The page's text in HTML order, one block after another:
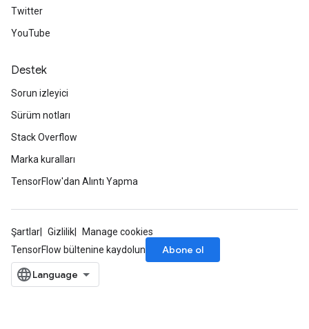
Twitter
YouTube
Destek
Sorun izleyici
Sürüm notları
Stack Overflow
Marka kuralları
TensorFlow'dan Alıntı Yapma
Şartlar Gizlilik
Manage cookies
TensorFlow bültenine kaydolun
Abone ol